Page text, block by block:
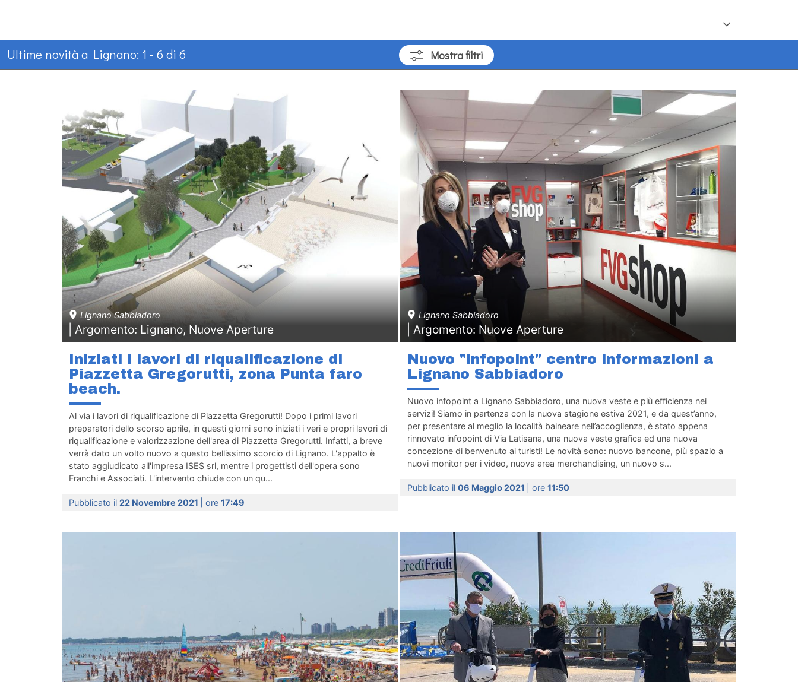
Ultime novità a Lignano: 1 - 6 di 6 Mostrafiltri
Lignano Sabbiadoro
| Argomento: Lignano, Nuove Aperture
Iniziati i lavori di riqualificazione di
Piazzetta Gregorutti, zona Punta faro
beach.
Al via i lavori di riqualificazione di Piazzetta Gregorutti! Dopo i primi lavori
preparatori dello scorso aprile, in questi giorni sono iniziati i veri e propri lavori di
riqualificazione e valorizzazione dell'area di Piazzetta Gregorutti. Infatti, a breve
verrà dato un volto nuovo a questo bellissimo scorcio di Lignano. L'appalto è
stato aggiudicato all'impresa ISES srl, mentre i progettisti dell'opera sono
Franchi e Associati. L'intervento chiude con un qu...
Pubblicato il 22 Novembre 2021 | ore 17:49
Lignano Sabbiadoro
| Argomento: Nuove Aperture
Nuovo "infopoint" centro informazioni a
Lignano Sabbiadoro
Nuovo infopoint a Lignano Sabbiadoro, una nuova veste e più efficienza nei
servizi! Siamo in partenza con la nuova stagione estiva 2021, e da quest’anno,
per presentare al meglio la località balneare nell’accoglienza, è stato appena
rinnovato infopoint di Via Latisana, una nuova veste grafica ed una nuova
concezione di benvenuto ai turisti! Le novità sono: nuovo bancone, più spazio a
nuovi monitor per i video, nuova area merchandising, un nuovo s...
Pubblicato il 06 Maggio 2021 | ore 11:50